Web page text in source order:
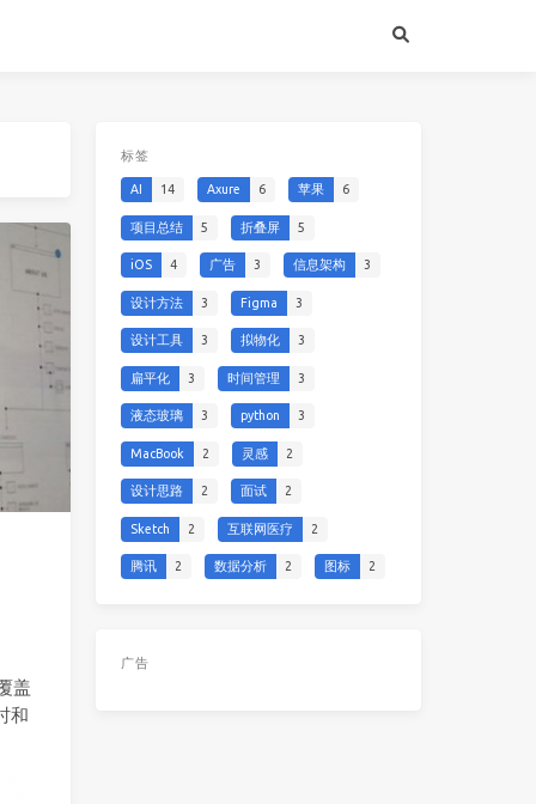
盖
和
标签
AI 14 Axure 6 苹果 6
项目总结 5 折叠屏 5
iOS 4 广告 3 信息架构 3
设计方法 3 Figma 3
设计工具 3 拟物化 3
扁平化 3 时间管理 3
液态玻璃 3 python 3
MacBook 2 灵感 2
设计思路 2 面试 2
Sketch 2 互联网医疗 2
腾讯 2 数据分析 2 图标 2
广告